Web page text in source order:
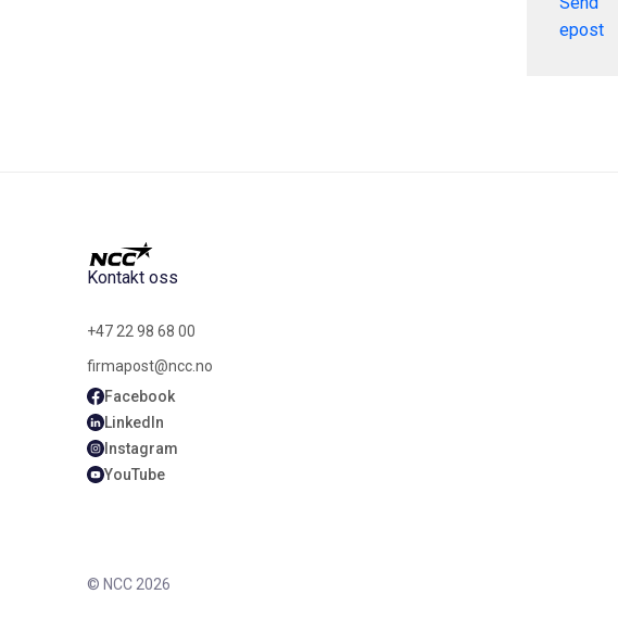
epost
Kontakt oss
+47 22 98 68 00
firmapost@ncc.no
Facebook
LinkedIn
Instagram
YouTube
© NCC 2026